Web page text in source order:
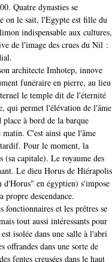
Quatre dynasties se
on le sait, l'Egypte est fille du
indispensable aux cultures,
de l'image des crues du Nil :
architecte Imhotep, innove
funéraire en pierre, au lieu
le temple dit de l'éternité
qui permet l'élévation de l'âme
à bord de la barque
C'est ainsi que l'âme
Pour le moment, la
capitale). Le royaume des
Le dieu Horus de Hiérapolis
en égyptien) s'impose
descendance.
et les prêtres se
tout aussi intéressants pour
isolée dans une salle à l'abri
offrandes dans une sorte de
fentes creusées dans le haut